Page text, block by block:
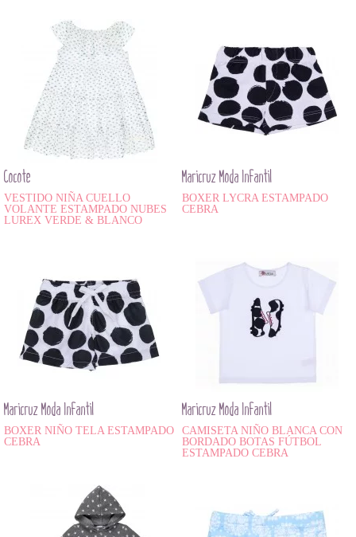
Cocote
VESTIDO NIÑA CUELLO
VOLANTE ESTAMPADO NUBES
LUREX VERDE & BLANCO
Maricruz Moda Infantil
BOXER LYCRA ESTAMPADO
CEBRA
Maricruz Moda Infantil
BOXER NIÑO TELA ESTAMPADO
CEBRA
Maricruz Moda Infantil
CAMISETA NIÑO BLANCA CON
BORDADO BOTAS FÚTBOL
ESTAMPADO CEBRA